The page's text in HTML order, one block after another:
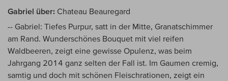
Gabriel über: Chateau Beauregard
-- Gabriel: Tiefes Purpur, satt in der Mitte, Granatschimmer
am Rand. Wunderschönes Bouquet mit viel reifen
Waldbeeren, zeigt eine gewisse Opulenz, was beim
Jahrgang 2014 ganz selten der Fall ist. Im Gaumen cremig,
samtig und doch mit schönen Fleischrationen, zeigt ein